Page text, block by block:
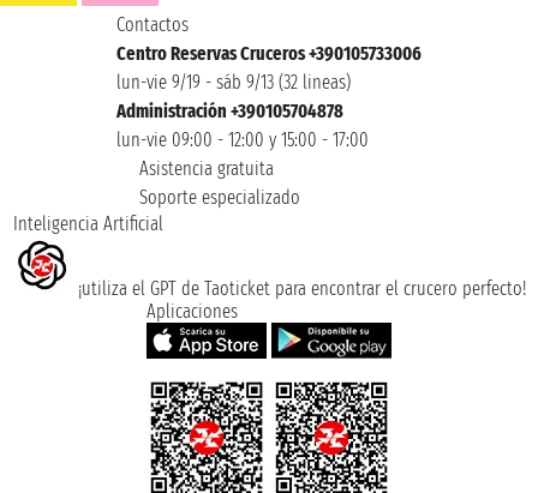
Contactos
Centro Reservas Cruceros +390105733006
lun-vie 9/19 - sáb 9/13 (32 lineas)
Administración +390105704878
lun-vie 09:00 - 12:00 y 15:00 - 17:00
Asistencia gratuita
Soporte especializado
Inteligencia Artificial
¡utiliza el GPT de Taoticket para encontrar el crucero perfecto!
Aplicaciones